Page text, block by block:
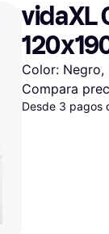
Paga ahora
Paga en 3 plazos
Paga en 30 días
Financiación
Klarna en Apple
Shein
Zalando Prive
Zara
JD Sports
vidaXL
Color: Negro,
Compara
Desde 3 pagos